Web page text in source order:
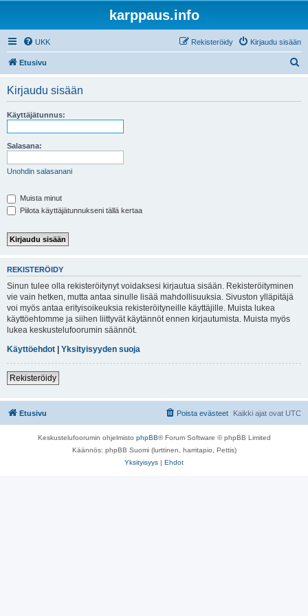
karppaus.info
UKK Kirjaudu sisään
Rekisteröidy
Etusivu
Kirjaudu sisään
Käyttäjätunnus:
Salasana:
Unohdin salasanani
Muista minut
Piilota käyttäjätunnukseni tällä kertaa
REKISTERÖIDY
Sinun tulee olla rekisteröitynyt voidaksesi kirjautua sisään. Rekisteröityminen
vie vain hetken, mutta antaa sinulle lisää mahdollisuuksia. Sivuston ylläpitäjä
voi myös antaa erityisoikeuksia rekisteröityneille käyttäjille. Muista lukea
käyttöehtomme ja siihen liittyvät käytännöt ennen kirjautumista. Muista myös
lukea keskustelufoorumin säännöt.
Käyttöehdot | Yksityisyyden suoja
Rekisteröidy
Etusivu Kaikki ajat ovat UTC
Poista evästeet
Keskustelufoorumin ohjelmisto phpBB® Forum Software © phpBB Limited
Käännös: phpBB Suomi (lurttinen, harritapio, Pettis)
Yksityisyys | Ehdot